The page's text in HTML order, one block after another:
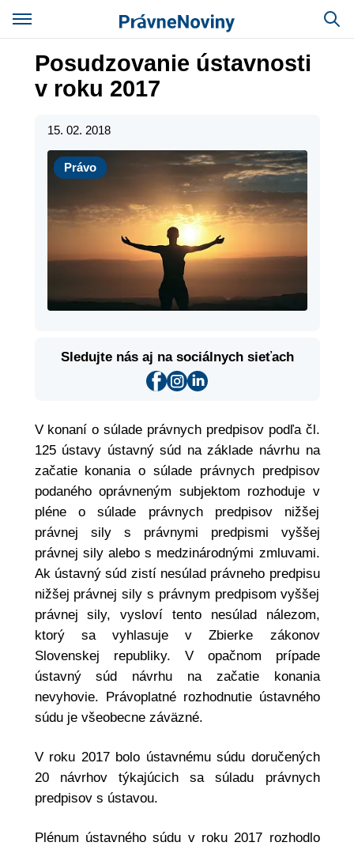
Posudzovanie ústavnosti
v roku 2017
15. 02. 2018
Právo
Právo
Sledujte nás aj na sociálnych sieťach
V konaní o súlade právnych predpisov podľa čl.
125 ústavy ústavný súd na základe návrhu na
začatie konania o súlade právnych predpisov
podaného oprávneným subjektom rozhoduje v
pléne o súlade právnych predpisov nižšej
právnej sily s právnymi predpismi vyššej
právnej sily alebo s medzinárodnými zmluvami.
Ak ústavný súd zistí nesúlad právneho predpisu
nižšej právnej sily s právnym predpisom vyššej
právnej sily, vysloví tento nesúlad nálezom,
ktorý sa vyhlasuje v Zbierke zákonov
Slovenskej republiky. V opačnom prípade
ústavný súd návrhu na začatie konania
nevyhovie. Právoplatné rozhodnutie ústavného
súdu je všeobecne záväzné.
V roku 2017 bolo ústavnému súdu doručených
20 návrhov týkajúcich sa súladu právnych
predpisov s ústavou.
Plénum ústavného súdu v roku 2017 rozhodlo